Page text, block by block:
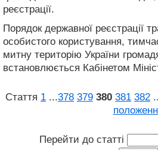
реєстрації.
Порядок державної реєстрації
особистого користування,
митну територію України
встановлюється Кабінетом
Стаття 1 ...378 379 380 381 382
Перейти до статті